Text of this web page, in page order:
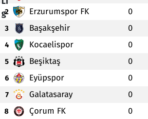
2 Erzurumspor FK 0
3 Başakşehir 0
4 Kocaelispor 0
5 Beşiktaş 0
6 Eyüpspor 0
7 Galatasaray 0
8 Çorum FK 0